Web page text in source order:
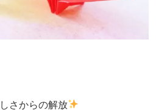
さからの解放